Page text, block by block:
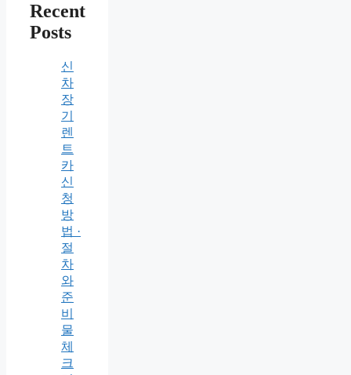
Recent
Posts
신
차
장
기
렌
트
카
신
청
방
법 ·
절
차
와
준
비
물
체
크